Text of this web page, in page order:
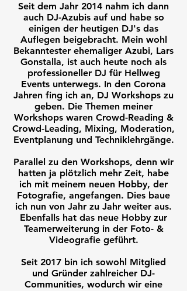
Seit dem Jahr 2014 nahm ich dann
auch DJ-Azubis auf und habe so
einigen der heutigen DJ's das
Auflegen beigebracht. Mein wohl
Bekanntester ehemaliger Azubi, Lars
Gonstalla, ist auch heute noch als
professioneller DJ für Hellweg
Events unterwegs. In den Corona
Jahren fing ich an, DJ Workshops zu
geben. Die Themen meiner
Workshops waren Crowd-Reading &
Crowd-Leading, Mixing, Moderation,
Eventplanung und Techniklehrgänge.
Parallel zu den Workshops, denn wir
hatten ja plötzlich mehr Zeit, habe
ich mit meinem neuen Hobby, der
Fotografie, angefangen. Dies baue
ich nun von Jahr zu Jahr weiter aus.
Ebenfalls hat das neue Hobby zur
Teamerweiterung in der Foto- &
Videografie geführt.
Seit 2017 bin ich sowohl Mitglied
und Gründer zahlreicher DJ-
Communities, wodurch wir eine